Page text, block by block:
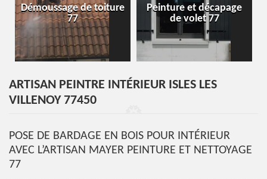
Démoussage de toiture
77
Peinture et décapage
de volet 77
ARTISAN PEINTRE INTÉRIEUR ISLES LES
VILLENOY 77450
POSE DE BARDAGE EN BOIS POUR INTÉRIEUR
AVEC L’ARTISAN MAYER PEINTURE ET NETTOYAGE
77